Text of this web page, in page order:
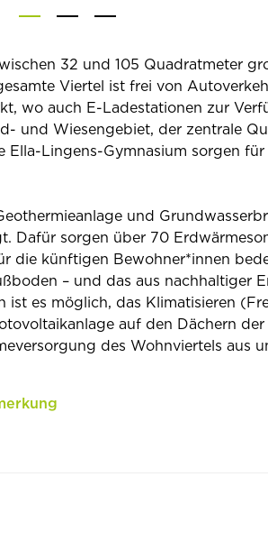
32 und 105 Quadratmeter
Viertel ist frei von
wo auch E-Ladestationen zur
und Wiesengebiet, der zentrale
Lingens-Gymnasium sorgen
und
Dafür sorgen über 70
die künftigen Bewohner*innen
– und das aus nachhaltiger
es möglich, das Klimatisieren
auf den Dächern
des Wohnviertels aus